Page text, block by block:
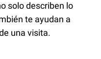
solo describen lo
te ayudan a
una visita.